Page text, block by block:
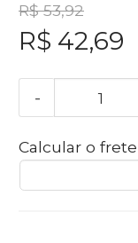
R$ 53,92
R$ 42,69
-
Calcular o frete